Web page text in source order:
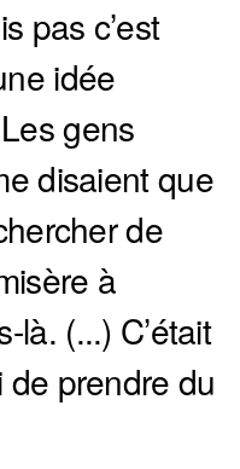
pas c’est
idée
gens
disaient que
de
à
là. (...) C’était
prendre du